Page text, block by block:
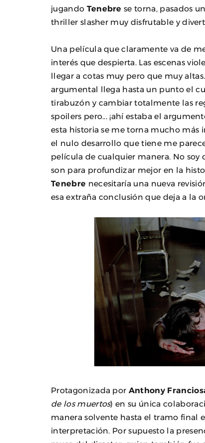
jugando Tenebre se torna, pasados
thriller slasher muy disfrutable y
Una película que claramente va de
interés que despierta. Las escenas
llegar a cotas muy pero que muy
argumental llega hasta un punto el
tirabuzón y cambiar totalmente las
spoilers pero... ¡ahí estaba el
esta historia se me torna mucho más
el nulo desarrollo que tiene me
película de cualquier manera. No soy
son para profundizar mejor en la
Tenebre necesitaría una nueva
esa extraña conclusión que deja a la
Protagonizada por Anthony
de los muertos) en su única
manera solvente hasta el tramo final
interpretación. Por supuesto la